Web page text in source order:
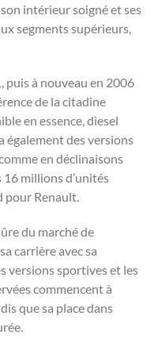
intérieur soigné et ses
segments supérieurs,
puis à nouveau en 2006
de la citadine
en essence, diesel
également des versions
en déclinaisons
16 millions d’unités
pour Renault.
du marché de
carrière avec sa
versions sportives et les
commencent à
que sa place dans